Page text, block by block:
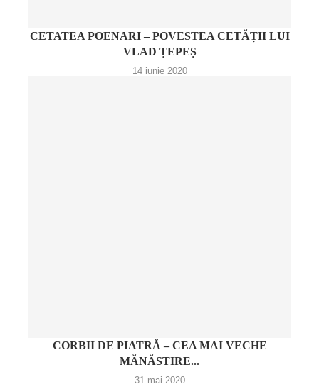
CETATEA POENARI – POVESTEA CETĂȚII LUI
VLAD ȚEPEȘ
14 iunie 2020
CORBII DE PIATRĂ – CEA MAI VECHE
MĂNĂSTIRE...
31 mai 2020